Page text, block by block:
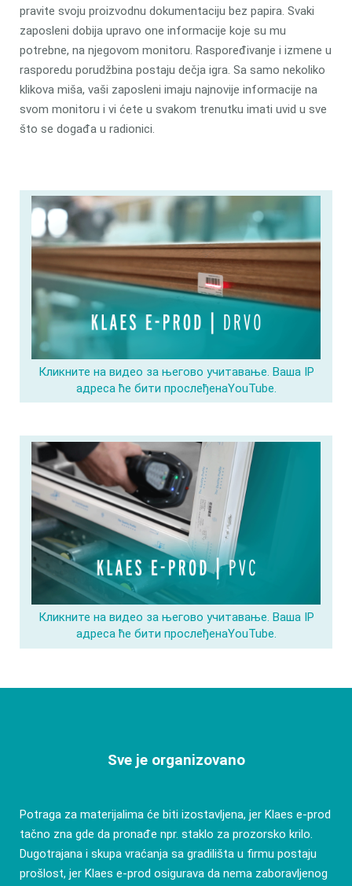
pravite svoju proizvodnu dokumentaciju bez papira. Svaki
zaposleni dobija upravo one informacije koje su mu
potrebne, na njegovom monitoru. Raspoređivanje i izmene u
rasporedu porudžbina postaju dečja igra. Sa samo nekoliko
klikova miša, vaši zaposleni imaju najnovije informacije na
svom monitoru i vi ćete u svakom trenutku imati uvid u sve
što se događa u radionici.
Кликните на видео за његово учитавање. Ваша IP
адреса ће бити прослеђенаYouTube.
Кликните на видео за његово учитавање. Ваша IP
адреса ће бити прослеђенаYouTube.
Sve je organizovano
Potraga za materijalima će biti izostavljena, jer Klaes e-prod
tačno zna gde da pronađe npr. staklo za prozorsko krilo.
Dugotrajana i skupa vraćanja sa gradilišta u firmu postaju
prošlost, jer Klaes e-prod osigurava da nema zaboravljenog